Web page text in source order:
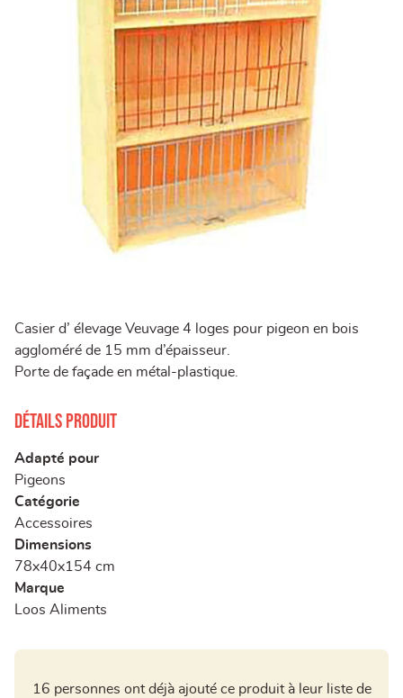
Casier d’ élevage Veuvage 4 loges pour pigeon en bois
aggloméré de 15 mm d’épaisseur.
Porte de façade en métal-plastique.
Détails produit
Adapté pour
Pigeons
Catégorie
Accessoires
Dimensions
78x40x154 cm
Marque
Loos Aliments
16 personnes ont déjà ajouté ce produit à leur liste de